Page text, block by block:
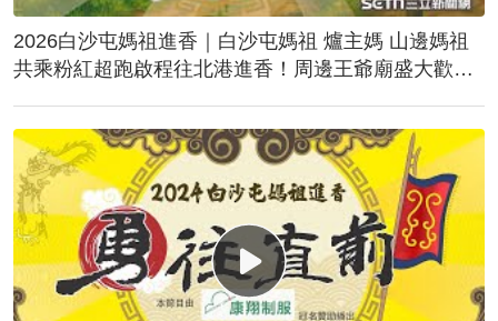
2026白沙屯媽祖進香｜白沙屯媽祖 爐主媽 山邊媽祖
共乘粉紅超跑啟程往北港進香！周邊王爺廟盛大歡